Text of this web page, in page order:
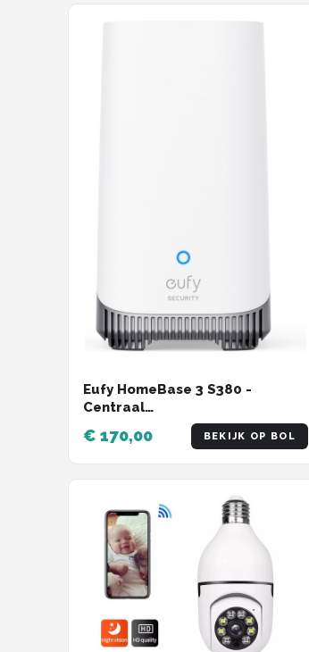
Eufy HomeBase 3 S380 -
Centraal
Beveiligingsmanagement - 16GB
Opslag, uitbreidbaar - Werkt
met alle Eufy apparaten
€ 170,00 BEKIJK OP BOL